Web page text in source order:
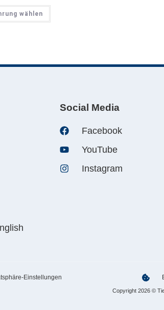
wählen
Social Media
Facebook
YouTube
Instagram
Einstellungen
Copyright 2026 ©